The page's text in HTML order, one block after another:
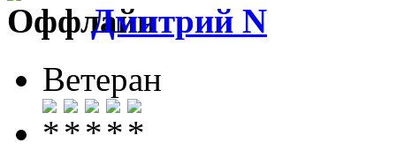
Дмитрий N
Ветеран